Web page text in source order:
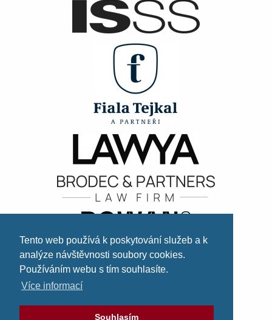
Tento web používá k poskytování služeb a k
analýze návštěvnosti soubory cookies.
Používáním webu s tím souhlasíte.
Více informací
Souhlasím